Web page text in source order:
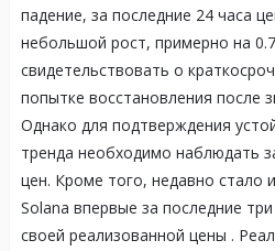
падение, за последние 24 часа
небольшой рост, примерно на
свидетельствовать о
попытке восстановления после
Однако для подтверждения
тренда необходимо наблюдать
цен. Кроме того, недавно стало
Solana впервые за последние
своей реализованной цены .